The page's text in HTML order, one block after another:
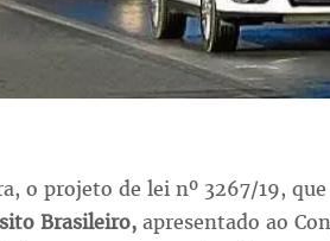
o projeto de lei nº 3267/19,
Brasileiro,apresentado ao